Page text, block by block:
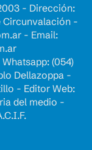
- Dirección:
Circunvalación -
- Email:
Whatsapp: (054)
Dellazoppa -
- Editor Web:
del medio -